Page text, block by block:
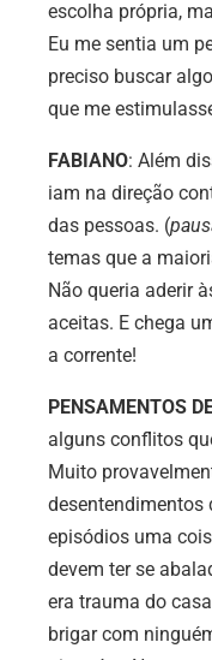
escolha própria,
Eu me sentia um
preciso buscar
que me
FABIANO: Além
iam na direção
das pessoas. (
temas que a
Não queria aderir
aceitas. E chega
a corrente!
PENSAMENTOS
alguns conflitos
Muito
desentendimentos
episódios uma
devem ter se
era trauma do
brigar com